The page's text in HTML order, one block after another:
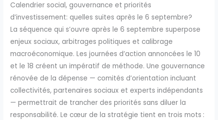
Calendrier social, gouvernance et priorités
d’investissement: quelles suites après le 6 septembre?
La séquence qui s’ouvre après le 6 septembre superpose
enjeux sociaux, arbitrages politiques et calibrage
macroéconomique. Les journées d’action annoncées le 10
et le 18 créent un impératif de méthode. Une gouvernance
rénovée de la dépense — comités d’orientation incluant
collectivités, partenaires sociaux et experts indépendants
— permettrait de trancher des priorités sans diluer la
responsabilité. Le cœur de la stratégie tient en trois mots :